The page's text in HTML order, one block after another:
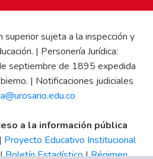
superior sujeta a la inspección y
| Personería Jurídica:
septiembre de 1895 expedida
| Notificaciones judiciales
a la información pública
| Proyecto Educativo Institucional
Boletín Estadístico|Régimen